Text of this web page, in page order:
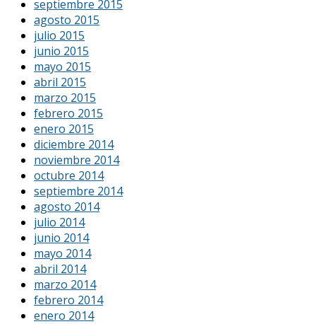
septiembre 2015
agosto 2015
julio 2015
junio 2015
mayo 2015
abril 2015
marzo 2015
febrero 2015
enero 2015
diciembre 2014
noviembre 2014
octubre 2014
septiembre 2014
agosto 2014
julio 2014
junio 2014
mayo 2014
abril 2014
marzo 2014
febrero 2014
enero 2014